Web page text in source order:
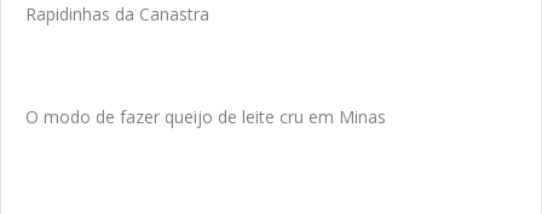
Rapidinhas da Canastra
O modo de fazer queijo de leite cru em Minas